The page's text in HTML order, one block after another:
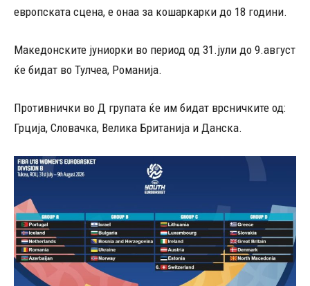
европската сцена, е онаа за кошаркарки до 18 години.
Македонските јуниорки во период од 31.јули до 9.август
ќе бидат во Тулчеа, Романија.
Противнички во Д групата ќе им бидат врсничките од:
Грција, Словачка, Велика Британија и Данска.